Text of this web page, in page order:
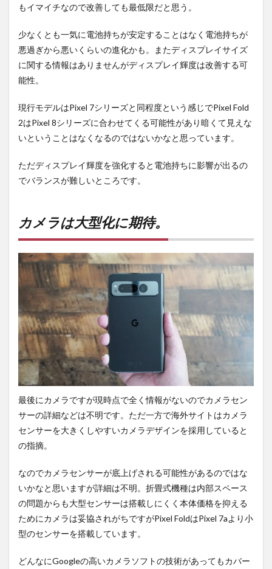
もイマイチなので改善しても最低限だと思う。
少なくとも一気に電池持ちが安定することはなく電池持ちが
悪過ぎから悪いくらいの進化かも。またディスプレイサイズ
に関する情報はありませんがディスプレイ輝度は改善する可
能性。
現行モデルはPixel 7シリーズと同程度という感じでPixel Fold
2はPixel 8シリーズに合わせてくる可能性があり暗くて見えな
いということはなくなるのではないかなと思っています。
ただディスプレイ輝度を強化すると電池持ちに影響が出るの
でバランスが難しいところです。
カメラは大型化に期待。
最後にカメラですが現時点で全く情報がないのでカメラセン
サーの詳細などは不明です。ただ一方で海外サイトはカメラ
センサーを大きくしやすいカメラデザインを採用していると
の指摘。
なのでカメラセンサーが底上げされる可能性があるのではな
いかなと思いますが詳細は不明。折畳式機種は内部スペース
の問題からも大型センサーは搭載しにくく本体価格を抑える
ためにカメラは妥協されがちですがPixel FoldはPixel 7aより小
型のセンサーを搭載しています。
どんなにGoogleの高いカメラソフトの技術があってもカバー